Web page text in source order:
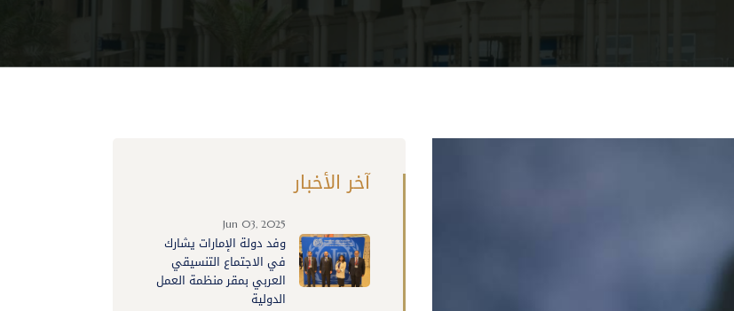
آخر الأخبار
Jun 03, 2025
وفد دولة الإمارات يشارك
في الاجتماع التنسيقي
العربي بمقر منظمة العمل
الدولية